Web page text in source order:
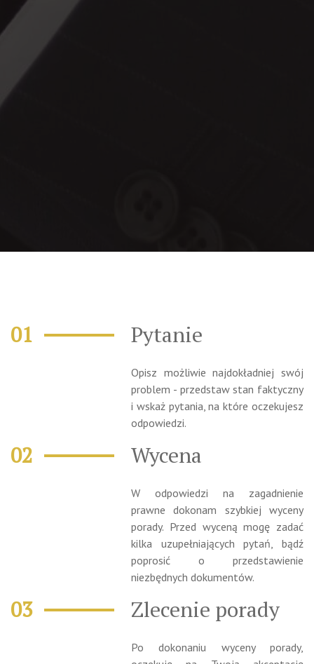
Pytanie
Opisz możliwie najdokładniej swój
problem - przedstaw stan faktyczny
i wskaż pytania, na które oczekujesz
odpowiedzi.
Wycena
W odpowiedzi na zagadnienie
prawne dokonam szybkiej wyceny
porady. Przed wyceną mogę zadać
kilka uzupełniających pytań, bądź
poprosić o przedstawienie
niezbędnych dokumentów.
Zlecenie porady
Po dokonaniu wyceny porady,